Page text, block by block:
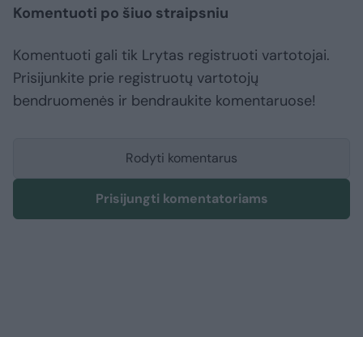
Komentuoti po šiuo straipsniu
Komentuoti gali tik Lrytas registruoti vartotojai.
Prisijunkite prie registruotų vartotojų
bendruomenės ir bendraukite komentaruose!
Rodyti komentarus
Prisijungti komentatoriams